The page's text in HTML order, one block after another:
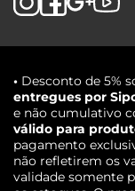
• Desconto de 5%
entregues por
e não cumulativo
válido para
pagamento
não refletirem os
validade somente